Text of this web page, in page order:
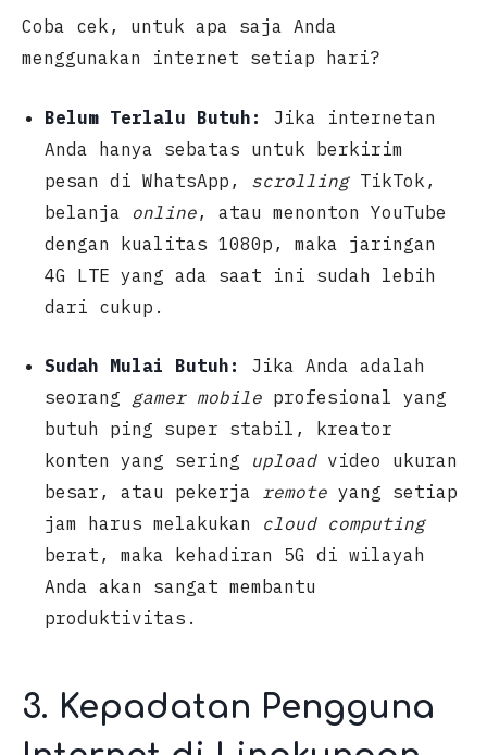
Coba cek, untuk apa saja Anda
menggunakan internet setiap hari?
Belum Terlalu Butuh:
Jika internetan
Anda hanya sebatas untuk berkirim
pesan di WhatsApp, scrollingTikTok,
belanja
online, atau menonton YouTube
dengan kualitas 1080p, maka jaringan
4G LTE yang ada saat ini sudah lebih
dari cukup.
Sudah Mulai Butuh:
Jika Anda adalah
seorang
gamer mobileprofesional yang
butuh ping super stabil, kreator
konten yang sering
uploadvideo ukuran
besar, atau pekerja remoteyang setiap
jam harus melakukan
cloud computing
berat, maka kehadiran 5G di wilayah
Anda akan sangat membantu
produktivitas.
3. Kepadatan Pengguna